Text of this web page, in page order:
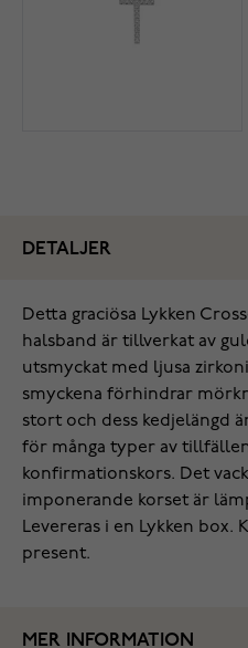
DETALJER
Detta graciösa Lykken
halsband är tillverkat av
utsmyckat med ljusa
smyckena förhindrar
stort och dess kedjelängd
för många typer av
konfirmationskors. Det
imponerande korset är
Levereras i en Lykken box.
present.
MER INFORMATION